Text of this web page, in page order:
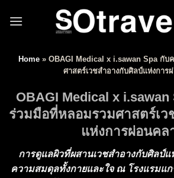
Home » OBAGI Medical x i.sawan Spa กับ
ศาสตร์เวชสำอางกับศิลป์แห่งการ
OBAGI Medical x
ร่วมมือที่หลอมรวมศาสตร์เว
แห่งการผ่อนคล
การดูแลผิวที่ผสานเวชสำอางกับศิลป์
ความสมดุลทั้งกายและใจ ณ โรงแรมแ